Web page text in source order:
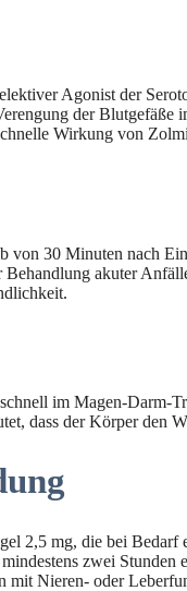
Agonist der
der
Wirkung von
30 Minuten nach
akuter
im Magen-Darm-
dass der Körper den
2,5 mg, die bei
zwei
mit Nieren- oder